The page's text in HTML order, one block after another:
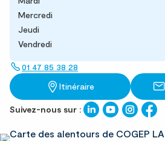
Mercredi
Jeudi
Vendredi
01 47 85 38 28
Itinéraire
Suivez-nous sur :